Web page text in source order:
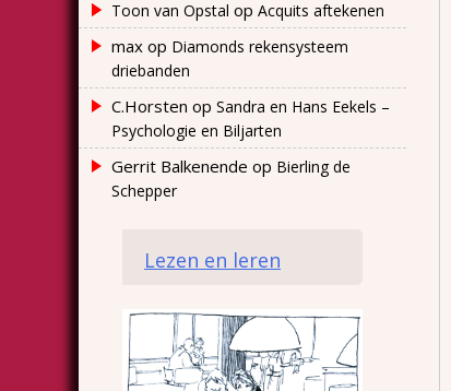
Toon van Opstal op Acquits aftekenen
max op Diamonds rekensysteem
driebanden
C.Horsten op Sandra en Hans Eekels –
Psychologie en Biljarten
Gerrit Balkenende op Bierling de
Schepper
Lezen en leren